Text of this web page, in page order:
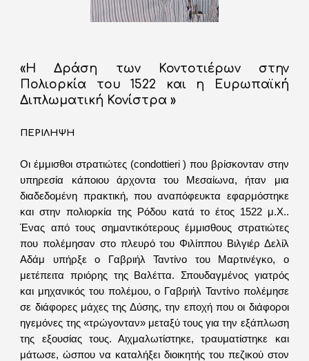
«Η Δράση των Κοντοτιέρων στην
Πολιορκία του 1522 και η Ευρωπαϊκή
Διπλωματική Κονίστρα »
ΠΕΡΙΛΗΨΗ
Οι έμμισθοι στρατιώτες (condottieri ) που βρίσκονταν στην
υπηρεσία κάποιου άρχοντα του Μεσαίωνα, ήταν μια
διαδεδομένη πρακτική, που αναπόφευκτα εφαρμόστηκε
και στην πολιορκία της Ρόδου κατά το έτος 1522 μ.Χ..
Ένας από τους σημαντικότερους έμμισθους στρατιώτες
που πολέμησαν στο πλευρό του Φιλίππου Βιλγιέρ Δελίλ
Αδάμ υπήρξε ο Γαβριήλ Ταντίνο του Μαρτινέγκο, ο
μετέπειτα πριόρης της Βαλέττα. Σπουδαγμένος γιατρός
και μηχανικός του πολέμου, ο Γαβριήλ Ταντίνο πολέμησε
σε διάφορες μάχες της Δύσης, την εποχή που οι διάφοροι
ηγεμόνες της «τρώγονταν» μεταξύ τους για την εξάπλωση
της εξουσίας τους. Αιχμαλωτίστηκε, τραυματίστηκε και
μάτωσε, ώσπου να καταλήξει διοικητής του πεζικού στον